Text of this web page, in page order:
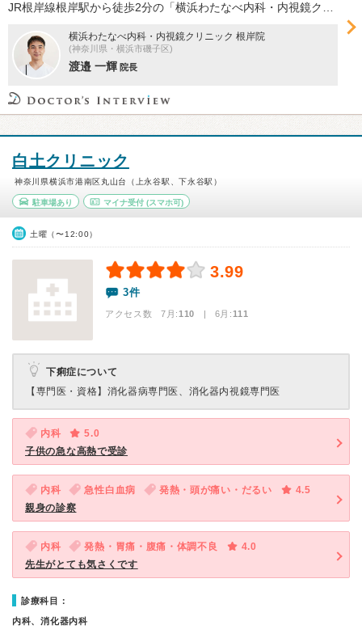
横浜わたなべ内科・内視鏡クリニック 根岸院
(神奈川県・横浜市磯子区)
渡邉 一輝 院長
白土クリニック
神奈川県横浜市港南区丸山台（上永谷駅、下永谷駅）
駐車場あり マイナ受付(スマホ可)
土曜（〜12:00）
3.99
3件
アクセス数 7月:110 | 6月:111
下痢症について
【専門医・資格】 消化器病専門医、消化器内視鏡専門医
内科
5.0
子供の急な高熱で受診
内科 急性白血病 発熱・頭が痛い・だるい
4.5
親身の診察
内科 発熱・胃痛・腹痛・体調不良
4.0
先生がとても気さくです
診療科目：
内科、消化器内科